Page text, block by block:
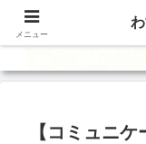
【コミュニ
メニュー